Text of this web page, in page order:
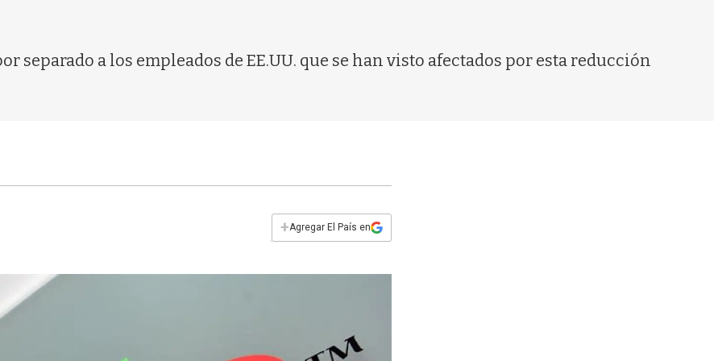
a los empleados de EE.UU. que se han visto afectados por esta reducción
+Agregar El País en